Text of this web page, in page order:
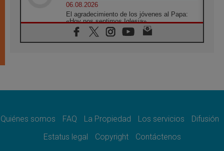
06.08.2026
El agradecimiento de los jóvenes al Papa:
«Hoy nos sentimos Iglesia»
06.08.2026
Líbano: Reanudan los coloquios en Roma en
paz
Sturla: La visita de León XIV será una buena
Quiénes somos FAQ La Propiedad Los servicios
Difusión
Estatus legal
Copyright Contáctenos